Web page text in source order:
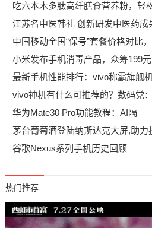
吃六本木多肽高纤膳食营养粉，轻
江苏名中医韩礼 创新研发中医药成
中国移动全国“保号”套餐价格对比
小米发布手机消毒产品，众筹199
最新手机性能排行：vivo称霸旗舰
vivo神机有什么可推荐的？数码党
华为Mate30 Pro功能教程：AI隔
茅台葡萄酒登陆纳斯达克大屏,助力
谷歌Nexus系列手机历史回顾
热门推荐